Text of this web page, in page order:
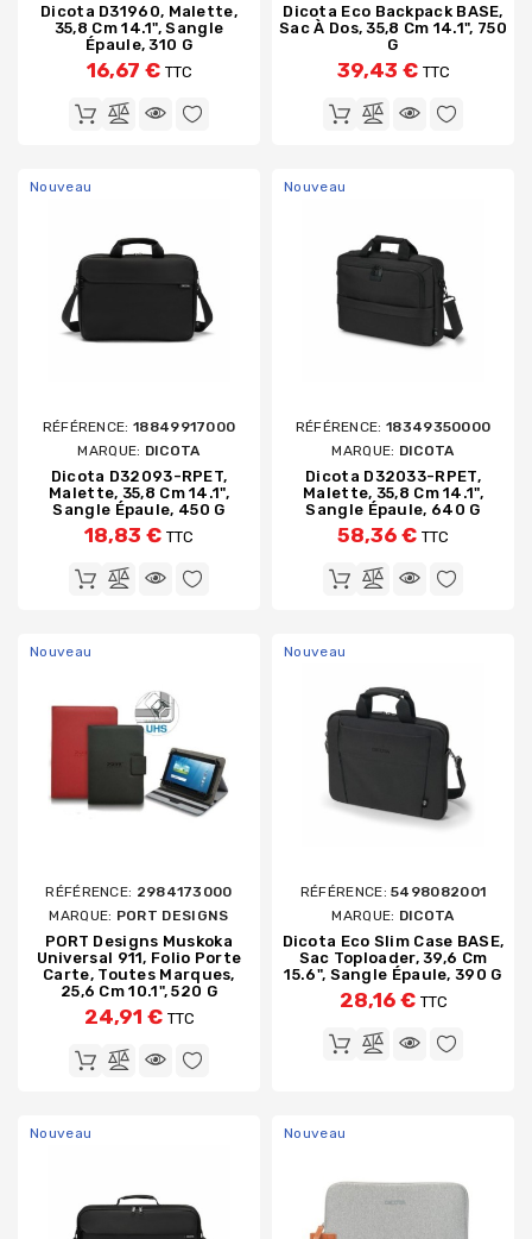
Dicota D31960, Malette,
35,8 Cm 14.1", Sangle
Épaule, 310 G
16,67 € TTC
Dicota Eco Backpack BASE,
Sac À Dos, 35,8 Cm 14.1", 750
G
39,43 € TTC
Nouveau
RÉFÉRENCE: 18849917000
MARQUE: DICOTA
Dicota D32093-RPET,
Malette, 35,8 Cm 14.1",
Sangle Épaule, 450 G
18,83 € TTC
Nouveau
RÉFÉRENCE: 18349350000
MARQUE: DICOTA
Dicota D32033-RPET,
Malette, 35,8 Cm 14.1",
Sangle Épaule, 640 G
58,36 € TTC
Nouveau
RÉFÉRENCE: 2984173000
MARQUE: PORT DESIGNS
PORT Designs Muskoka
Universal 911, Folio Porte
Carte, Toutes Marques,
25,6 Cm 10.1", 520 G
24,91 € TTC
Nouveau
RÉFÉRENCE:5498082001
MARQUE: DICOTA
Dicota Eco Slim Case BASE,
Sac Toploader, 39,6 Cm
15.6", Sangle Épaule, 390 G
28,16 € TTC
Nouveau Nouveau